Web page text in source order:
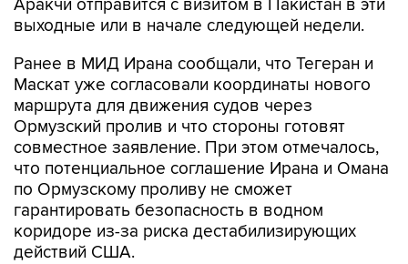
Аракчи отправится с визитом в Пакистан в эти
выходные или в начале следующей недели.
Ранее в МИД Ирана сообщали, что Тегеран и
Маскат уже согласовали координаты нового
маршрута для движения судов через
Ормузский пролив и что стороны готовят
совместное заявление. При этом отмечалось,
что потенциальное соглашение Ирана и Омана
по Ормузскому проливу не сможет
гарантировать безопасность в водном
коридоре из-за риска дестабилизирующих
действий США.